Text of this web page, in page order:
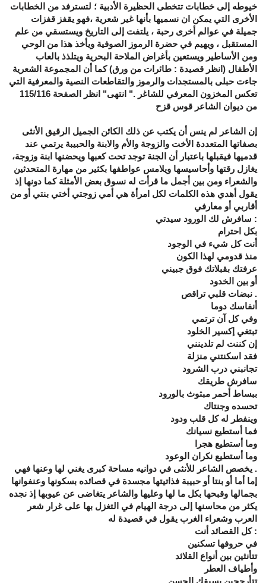
خيوطه إلى خطابات تتخطى الحظيرة الأدبية ؛ لتسترفد من الخطابات
الأخرى التي يمكن ان نسميها بأنها غير شعرية ،فهو يقفز قفزات
جميلة في عوالم أخرى رحبة ، يلتفت إلى التاريخ ويستسقي من علم
المستقبل ، ويهيم في حضرة الرموز الصوفية ويأخذ هذا من الوحي
ومن الأساطير ويستعين بأغراض الملاحة البحرية ويتلذذ بالعاب
الأطفال (انظر قصيدة : طائرات من ورق) كما أن المجموعة الشعرية
جاءت حبلى بالمستجدات والرموز والتقاطعات النصية والمعرفية التي
تعكس المخزون المعرفي للشاغر ." انتهى" انظر الصفحة 115/116
من ديوان الشاعر قوس قزح
إن الشاعر لم ينس أن يكتب عن ذلك الكائن الجميل الرقيق الأنثى
بصفاتها المتعددة الأخت والزوجة والأم والابنة والحبيبة يرتمي عند
قدميها فيقبلها باعتبار أن الجنة توجد تحت كعبها ويحضنها ابنة وزوجة،
يغازل رقتها وأحاسيسها ويلامس عواطفها بكثير من مهارة المتحدثين
والشعراء ومن بين أجمل ما قرأت له نسوق بعض الأمثلة كما دونها إذ
يقول أهدي هذه الكلمات لكل امرأة هي أمي زوجتي أختي بنتي أو من
أقاربي أو معارفي
: سافرش لك الورود سيدتي
بكل احترام
أنت كل شيء في الوجود
منذ قدومي لهذا الكون
عرفتك بقبلاتك فوق جبيني
أو بين الخدود
. نبضات قلبي تراقص
أنفاسك دوما
وفي كل آن ترتمي
تبتغي إكسير الخلود
إن كننت لم تلدينني
فقد اسكنتني منزلة
تجانبني درب الشرود
سافرش طريقك
ببساط أحمر مبثوث بالورود
تحسده وجنتاك
وينفطر له كل قلب ودود
فما أستطيع نسيانك
وما أستطيع هجرا
وما أستطيع نكران الوعود
. يخصص الشاعر للأنثى في دوانيه مساحة كبرى يغني لها وعنها فهي
إما أما أو بنتا أو حبيبة فذاتيتها مجسدة في قصائده بسكونها وعنفوانها
بجمالها وقبحها بكل ما لها وعليها والشاعر يتغاضى عن عيوبها إذ نجده
يكثر من محاسنها إلى درجة الهيام في التغزل بها على غرار شعر
العرب وشعراء الغرب يقول في قصيدة له
: كل القصائد أنت
في حروفها تسكنين
تتأنثين بين أنواع القلائد
وأطياف العطر
تتأرجحين يسبقك الحسن